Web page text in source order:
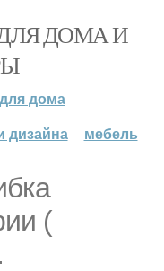
ДОМА И
дома
дизайна мебель
(